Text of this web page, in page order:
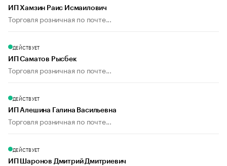
ИП Хамзин Раис Исмаилович
Торговля розничная по почте...
ДЕЙСТВУЕТ
ИП Саматов Рысбек
Торговля розничная по почте...
ДЕЙСТВУЕТ
ИП Алешина Галина Васильевна
Торговля розничная по почте...
ДЕЙСТВУЕТ
ИП Шаронов Дмитрий Дмитриевич